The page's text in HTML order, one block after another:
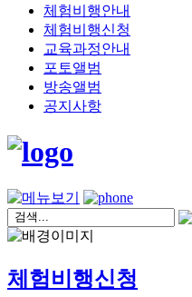
체험비행안내
체험비행신청
교육과정안내
포토앨범
방송앨범
공지사항
체험비행신청